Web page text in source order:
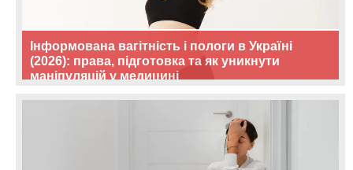
Інформована вагітність і пологи в Україні
(2026): права, підготовка та як уникнути
маніпуляцій у медицині